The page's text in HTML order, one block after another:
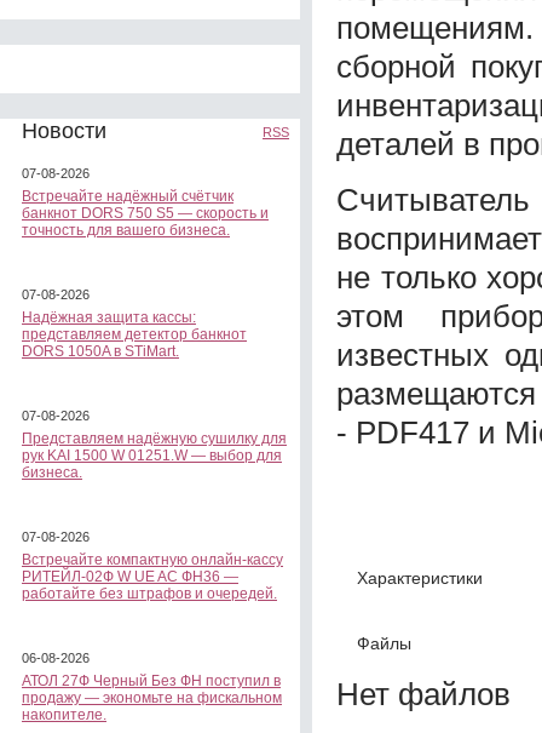
Новости RSS
07-08-2026
Встречайте надёжный счётчик
банкнот DORS 750 S5 — скорость и
точность для вашего бизнеса.
07-08-2026
Надёжная защита кассы:
представляем детектор банкнот
DORS 1050A в STiMart.
07-08-2026
Представляем надёжную сушилку для
рук KAI 1500 W 01251.W — выбор для
бизнеса.
07-08-2026
Встречайте компактную онлайн-кассу
РИТЕЙЛ-02Ф W UE AC ФН36 —
работайте без штрафов и очередей.
06-08-2026
АТОЛ 27Ф Черный Без ФН поступил в
продажу — экономьте на фискальном
накопителе.
сборной
деталей в
не только
этом
известных
размещаются
- PDF417 и
Характеристики
Файлы
Нет файлов